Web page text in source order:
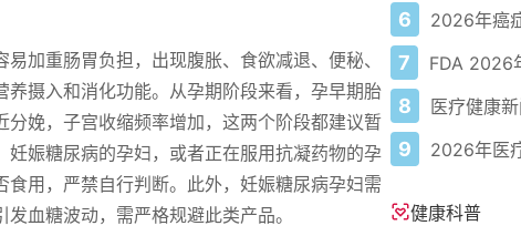
加重肠胃负担，出现腹胀、食欲减退、便秘、
摄入和消化功能。从孕期阶段来看，孕早期胎
娩，子宫收缩频率增加，这两个阶段都建议暂
娠糖尿病的孕妇，或者正在服用抗凝药物的孕
用，严禁自行判断。此外，妊娠糖尿病孕妇需
血糖波动，需严格规避此类产品。
6
7 FDA 2026
8
9
健康科普